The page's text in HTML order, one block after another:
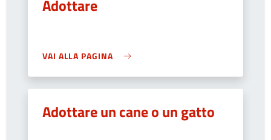
Adottare
VAI ALLA PAGINA
Adottare un cane o un gatto